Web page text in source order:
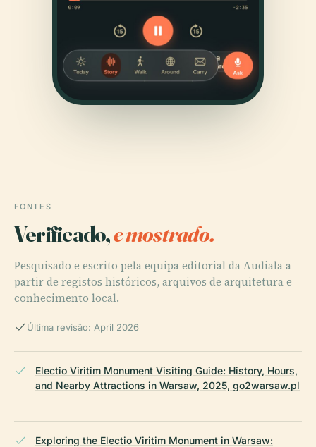
FONTES
Verificado,e mostrado.
Pesquisado e escrito pela equipa editorial da Audiala a
partir de registos históricos, arquivos de arquitetura e
conhecimento local.
Última revisão: April 2026
Electio Viritim Monument Visiting Guide: History, Hours,
and Nearby Attractions in Warsaw, 2025, go2warsaw.pl
Exploring the Electio Viritim Monument in Warsaw: